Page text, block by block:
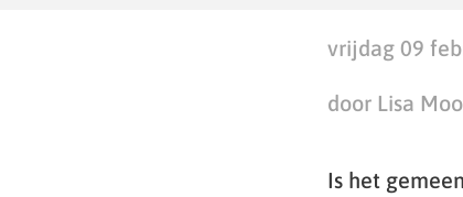
vrijdag 09
door Lisa
Is het